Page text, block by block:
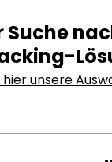
Suche
hier unsere